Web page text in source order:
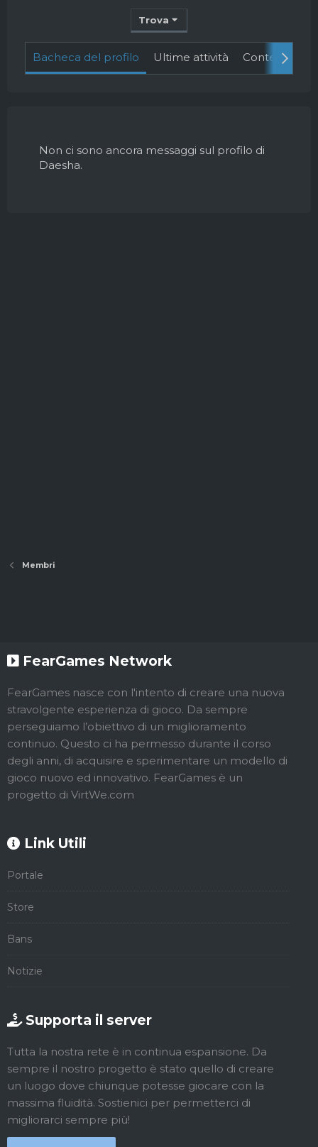
Trova
Bacheca del profilo Ultime attività Contenuto
Non ci sono ancora messaggi sul profilo di
Daesha.
Membri
FearGames Network
FearGames nasce con l'intento di creare una nuova
stravolgente esperienza di gioco. Da sempre
perseguiamo l’obiettivo di un miglioramento
continuo. Questo ci ha permesso durante il corso
degli anni, di acquisire e sperimentare un modello di
gioco nuovo ed innovativo. FearGames è un
progetto di VirtWe.com
Link Utili
Portale
Store
Bans
Notizie
Supporta il server
Tutta la nostra rete è in continua espansione. Da
sempre il nostro progetto è stato quello di creare
un luogo dove chiunque potesse giocare con la
massima fluidità. Sostienici per permetterci di
migliorarci sempre più!